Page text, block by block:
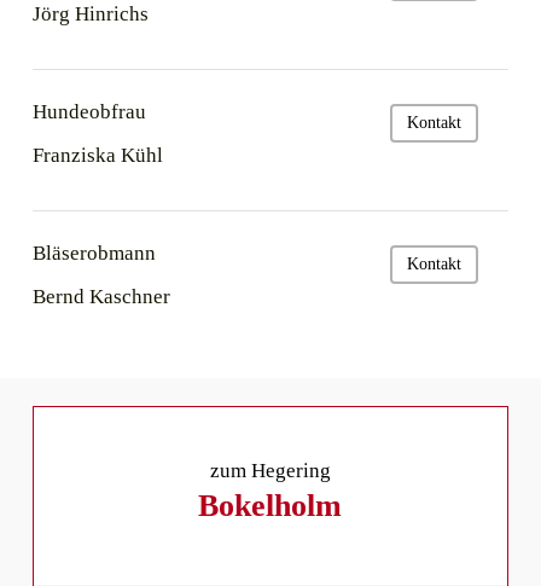
Jörg Hinrichs
Hundeobfrau
Franziska Kühl
Kontakt
Bläserobmann
Bernd Kaschner
Kontakt
zum Hegering
Bokelholm